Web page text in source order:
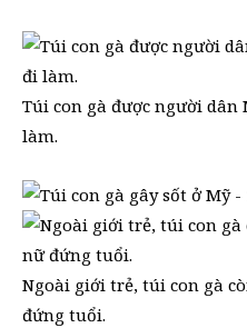
Túi con gà được người
làm.
Ngoài giới trẻ, túi con gà
đứng tuổi.